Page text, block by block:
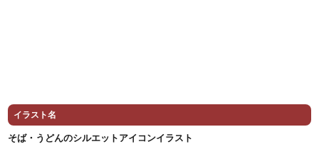
イラスト名
そば・うどんのシルエットアイコンイラスト